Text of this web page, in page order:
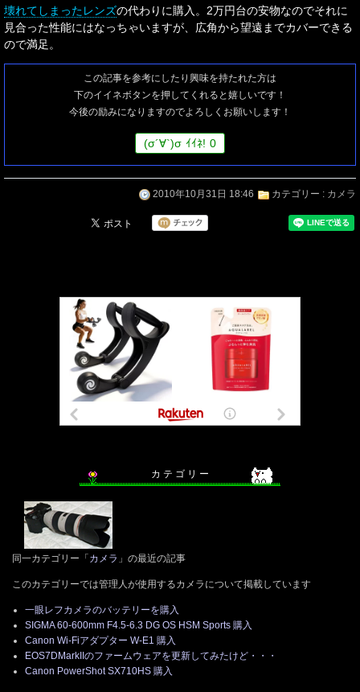
壊れてしまったレンズの代わりに購入。2万円台の安物なのでそれに
見合った性能にはなっちゃいますが、広角から望遠までカバーできる
ので満足。
この記事を参考にしたり興味を持たれた方は
下のイイネボタンを押してくれると嬉しいです！
今後の励みになりますのでよろしくお願いします！
(σ´∀`)σ ｲｲﾈ! 0
2010年10月31日 18:46 カテゴリー : カメラ
カ テ ゴ リ ー
同一カテゴリー「カメラ 」の最近の記事
このカテゴリーでは管理人が使用するカメラについて掲載しています
一眼レフカメラのバッテリーを購入
SIGMA 60-600mm F4.5-6.3 DG OS HSM Sports 購入
Canon Wi-Fiアダプター W-E1 購入
EOS7DMarkIIのファームウェアを更新してみたけど・・・
Canon PowerShot SX710HS 購入